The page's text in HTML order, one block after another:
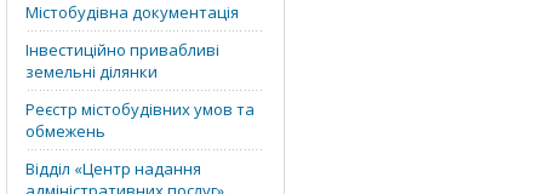
Містобудівна документація
Інвестиційно привабливі
земельні ділянки
Реєстр містобудівних умов та
обмежень
Відділ «‎Центр надання